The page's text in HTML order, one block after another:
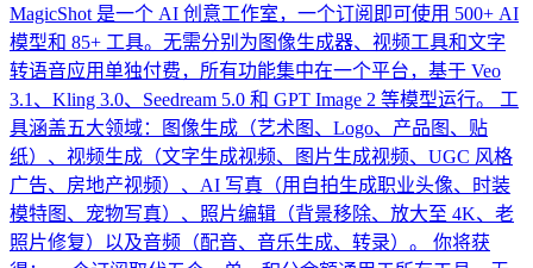
MagicShot 是一个 AI 创意工作室，一个订阅即可使用 500+ AI
模型和 85+ 工具。无需分别为图像生成器、视频工具和文字
转语音应用单独付费，所有功能集中在一个平台，基于 Veo
3.1、Kling 3.0、Seedream 5.0 和 GPT Image 2 等模型运行。 工
具涵盖五大领域：图像生成（艺术图、Logo、产品图、贴
纸）、视频生成（文字生成视频、图片生成视频、UGC 风格
广告、房地产视频）、AI 写真（用自拍生成职业头像、时装
模特图、宠物写真）、照片编辑（背景移除、放大至 4K、老
照片修复）以及音频（配音、音乐生成、转录）。 你将获